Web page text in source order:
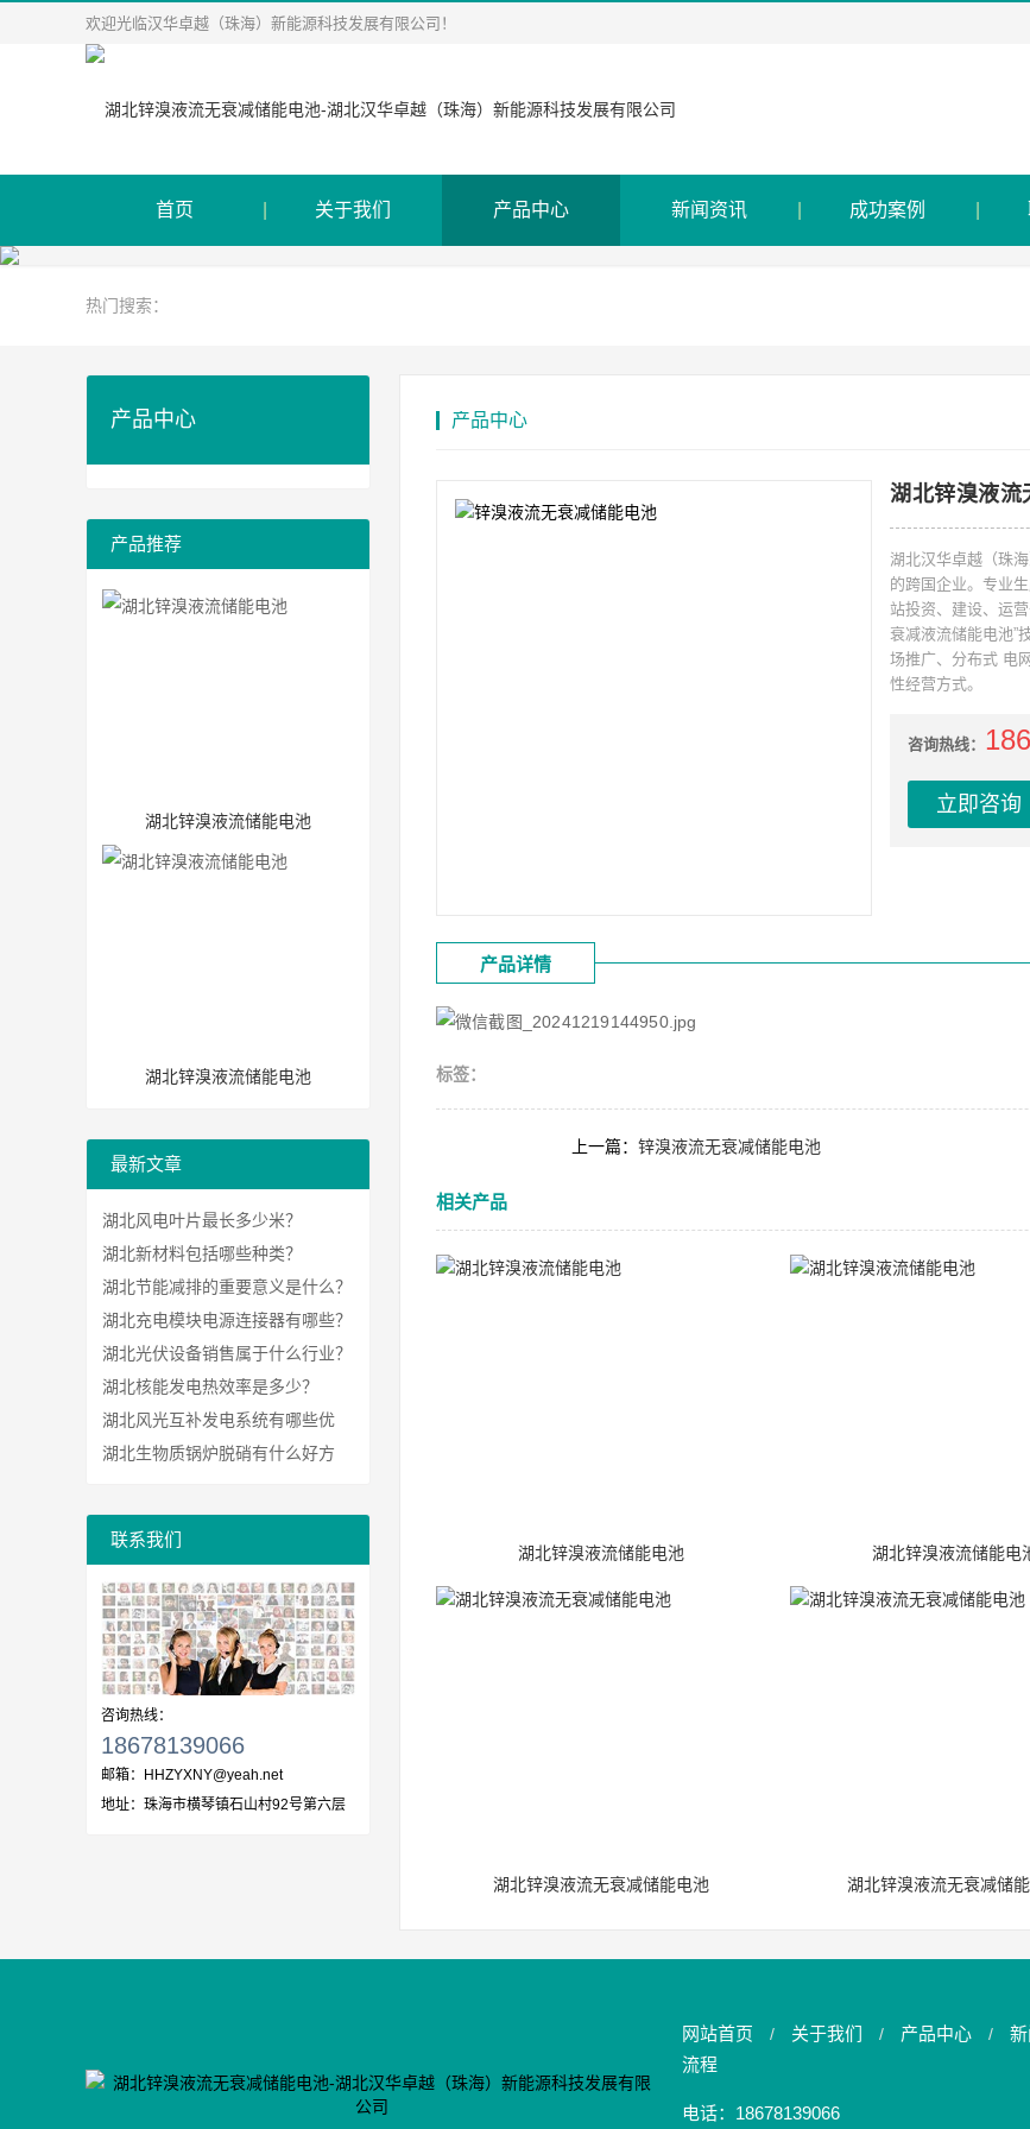
欢迎光临汉华卓越（珠海）新能源科技发展有限公司！
首页 关于我们 产品中心 新闻资讯 成功案例
热门搜索：
产品中心
湖北锌溴液流
湖北汉华卓越（珠
的跨国企业。专业
站投资、建设、运
衰减液流储能电池”
场推广、分布式 电
性经营方式。
咨询热线：
立即咨询
产品详情
标签：
上一篇： 锌溴液流无衰减储能电池
相关产品
湖北锌溴液流储能电池 湖北锌溴液流储能电
湖北锌溴液流无衰减储能电池 湖北锌溴液流无衰减储
产品中心
产品推荐
湖北锌溴液流储能电池
湖北锌溴液流储能电池
最新文章
湖北风电叶片最长多少米？
湖北新材料包括哪些种类？
湖北节能减排的重要意义是什么？
湖北充电模块电源连接器有哪些？
湖北光伏设备销售属于什么行业？
湖北核能发电热效率是多少？
湖北风光互补发电系统有哪些优
势？
湖北生物质锅炉脱硝有什么好方
联系我们
咨询热线：
18678139066
邮箱： HHZYXNY@yeah.net
地址： 珠海市横琴镇石山村92号第六层
网站首页 / 关于我们 / 产品中心 /
流程
电话：18678139066